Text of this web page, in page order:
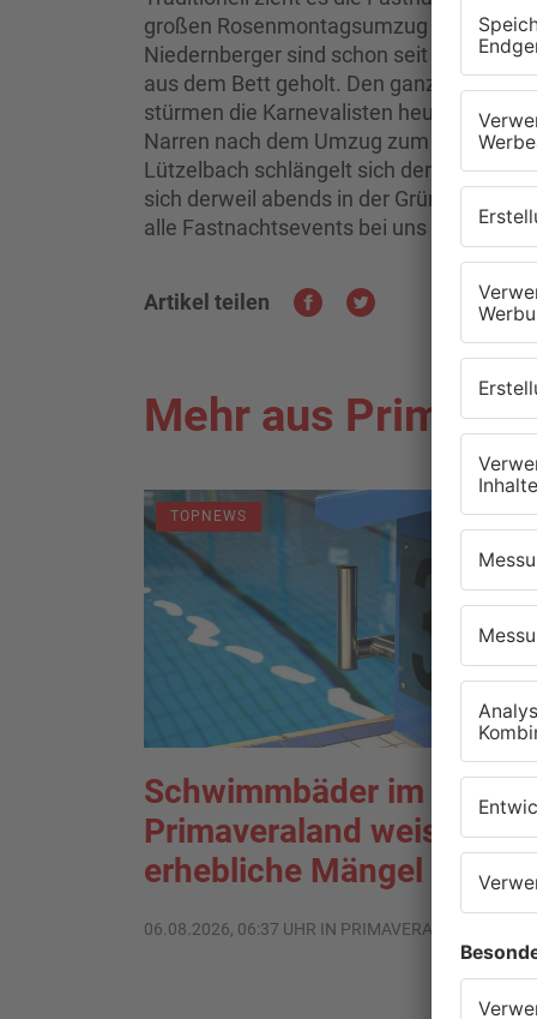
großen Rosenmontagsumzug werden
Niedernberger sind schon seit der Früh
aus dem Bett geholt. Den ganzen Tag
stürmen die Karnevalisten heute das
Narren nach dem Umzug zum
Lützelbach schlängelt sich der
sich derweil abends in der Gründauhalle
alle Fastnachtsevents bei uns findet
Artikel teilen
Mehr aus
TOPNEWS
Schwimmbäder im
Primaveraland weisen
erhebliche Mängel auf
06.08.2026, 06:37 UHR IN PRIMAVERALAND